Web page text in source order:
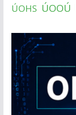
ÚOHS ÚOOÚ